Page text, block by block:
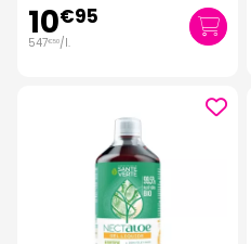
10€95
547€50/l.